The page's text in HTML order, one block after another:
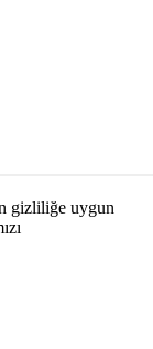
gizliliğe uygun